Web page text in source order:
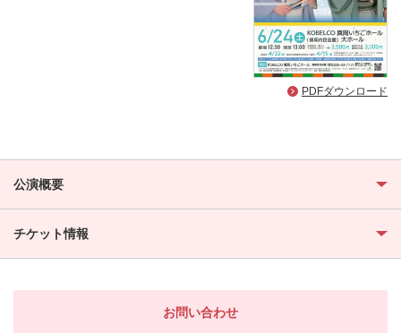
PDFダウンロード
公演概要
チケット情報
お問い合わせ